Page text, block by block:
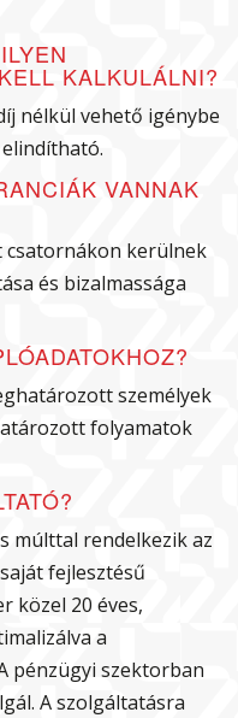
KALKULÁLNI?
nélkül vehető igénybe
VANNAK
kerülnek
és bizalmassága
személyek
folyamatok
múlttal rendelkezik az
fejlesztésű
közel 20 éves,
a
pénzügyi szektorban
A szolgáltatásra